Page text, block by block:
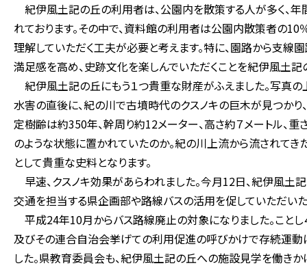
紀伊風土記の丘の利用者は、公園内を散策する人が多く、
れております。その中で、資料館の利用者は公園内散策者の10
理解していただく工夫が必要と考えます。特に、園路から支
満足感を高め、史跡文化を楽しんでいただくことを紀伊風土記
紀伊風土記の丘にもう１つ貴重な財産がふえました。写真
水害の直後に、紀の川で古墳時代のクスノキの巨木が見つか
定樹齢は約350年、幹周り約12メーター、高さ約７メートル、
のような状態に置かれていたのか。紀の川上流から流されて
として貴重な史料となります。
早速、クスノキ効果があらわれました。今月12日、紀伊風
交通を担当する県企画部や路線バスの活用を促していただい
平成24年10月からバス路線廃止の対象になりました。こと
及びその連合自治会挙げての利用促進の呼びかけで存続運動
した。県教育委員会も、紀伊風土記の丘への施設見学を働きか